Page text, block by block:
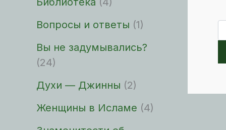
Вопросы и ответы (1)
Вы не задумывались?
(24)
Духи — Джинны (2)
Женщины в Исламе (4)